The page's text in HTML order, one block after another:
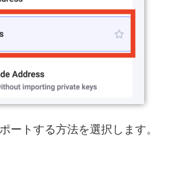
ートする方法を選択します。